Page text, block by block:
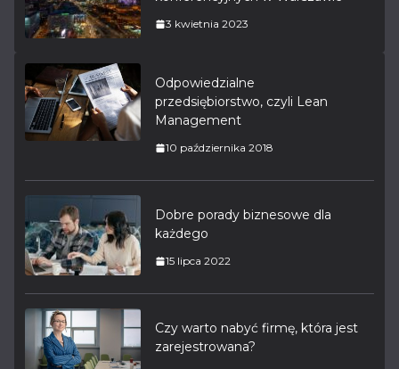
3 kwietnia 2023
Odpowiedzialne
przedsiębiorstwo, czyli Lean
Management
10 października 2018
Dobre porady biznesowe dla
każdego
15 lipca 2022
Czy warto nabyć firmę, która jest
zarejestrowana?